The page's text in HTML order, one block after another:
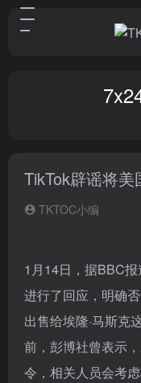
TikTok辟谣将
TKTOC小编
1月14日，据BBC
进行了回应，明确
出售给埃隆·马斯克
前，彭博社曾表示
令，相关人员会考